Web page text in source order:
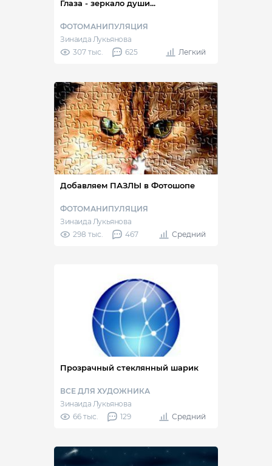
Глаза - зеркало души...
ФОТОМАНИПУЛЯЦИЯ
Зинаида Лукьянова
307 тыс.
625 Легкий
Добавляем ПАЗЛЫ в Фотошопе
ФОТОМАНИПУЛЯЦИЯ
Зинаида Лукьянова
298 тыс.
467 Средний
Прозрачный стеклянный шарик
ВСЕ ДЛЯ ХУДОЖНИКА
Зинаида Лукьянова
66 тыс.
129 Средний